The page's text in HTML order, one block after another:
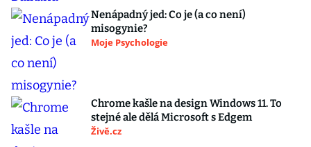
Nenápadný jed: Co je (a co není)
misogynie?
Moje Psychologie
Chrome kašle na design Windows 11. To
stejné ale dělá Microsoft s Edgem
Živě.cz